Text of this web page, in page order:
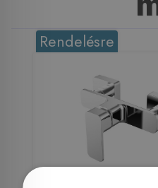
Rendelésre